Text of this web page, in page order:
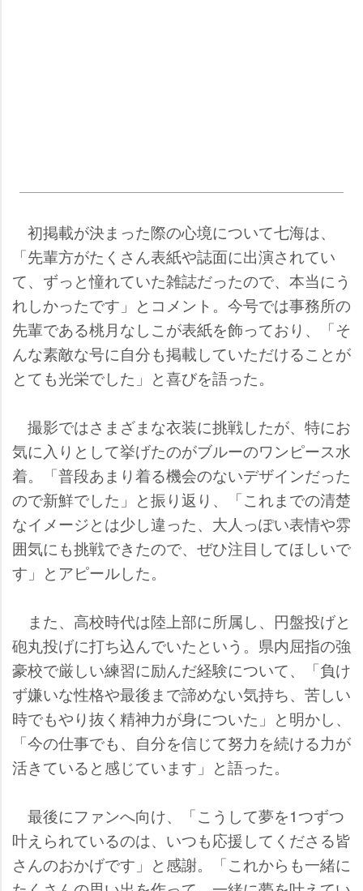
初掲載が決まった際の心境について七海は、
「先輩方がたくさん表紙や誌面に出演されてい
て、ずっと憧れていた雑誌だったので、本当にう
れしかったです」とコメント。今号では事務所の
先輩である桃月なしこが表紙を飾っており、「そ
んな素敵な号に自分も掲載していただけることが
とても光栄でした」と喜びを語った。
撮影ではさまざまな衣装に挑戦したが、特にお
気に入りとして挙げたのがブルーのワンピース水
着。「普段あまり着る機会のないデザインだった
ので新鮮でした」と振り返り、「これまでの清楚
なイメージとは少し違った、大人っぽい表情や雰
囲気にも挑戦できたので、ぜひ注目してほしいで
す」とアピールした。
また、高校時代は陸上部に所属し、円盤投げと
砲丸投げに打ち込んでいたという。県内屈指の強
豪校で厳しい練習に励んだ経験について、「負け
ず嫌いな性格や最後まで諦めない気持ち、苦しい
時でもやり抜く精神力が身についた」と明かし、
「今の仕事でも、自分を信じて努力を続ける力が
活きていると感じています」と語った。
最後にファンへ向け、「こうして夢を1つずつ
叶えられているのは、いつも応援してくださる皆
さんのおかげです」と感謝。「これからも一緒に